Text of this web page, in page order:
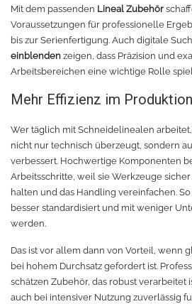
Solar Silber
Sunlight
Sublimationsmedien
Filament für 3D-Druck
PLA
PETG
ABS
Zubehör Schneideplotter
Verschiedene
Zubehör für Brother-
Sublimationsfarbe
Solvent Tinte
Direct to Film Tinte
Direct-to-Film Folie und Kleber
3D Drucker Zubehör
Mit dem passenden Lineal Zubehör
Voraussetzungen für professionelle
bis zur Serienfertigung. Auch digitale
einblenden zeigen, dass Präzision und
Arbeitsbereichen eine wichtige Rolle
Mehr Effizienz im
Wer täglich mit Schneidelinealen
nicht nur technisch überzeugt, sondern
verbessert. Hochwertige Komponenten
Arbeitsschritte, weil sie Werkzeuge
halten und das Handling vereinfachen.
besser standardisiert und mit weniger
werden.
Das ist vor allem dann von Vorteil, wenn
bei hohem Durchsatz gefordert ist.
schätzen Zubehör, das robust verarbeitet
auch bei intensiver Nutzung zuverlässig